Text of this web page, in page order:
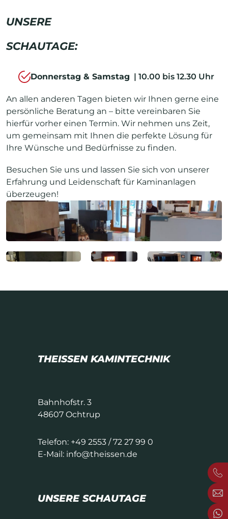
UNSERE
SCHAUTAGE:
Donnerstag & Samstag | 10.00 bis 12.30 Uhr
An allen anderen Tagen bieten wir Ihnen gerne eine
persönliche Beratung an – bitte vereinbaren Sie
hierfür vorher einen Termin. Wir nehmen uns Zeit,
um gemeinsam mit Ihnen die perfekte Lösung für
Ihre Wünsche und Bedürfnisse zu finden.
Besuchen Sie uns und lassen Sie sich von unserer
Erfahrung und Leidenschaft für Kaminanlagen
überzeugen!
THEISSEN KAMINTECHNIK
UNSERE SCHAUTAGE
Bahnhofstr. 3
48607 Ochtrup
Telefon: +49 2553 / 72 27 99 0
E-Mail: info@theissen.de